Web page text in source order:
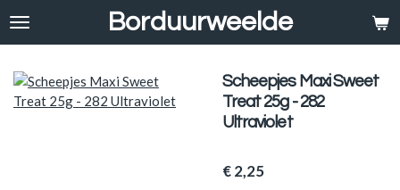
Ga
de
hoofdinhoud
Borduurweelde
Scheepjes Maxi Sweet
Treat 25g - 282
Ultraviolet
€ 2,25